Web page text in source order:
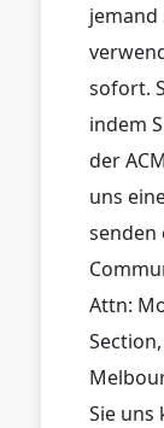
jemand
sofort.
indem
der
uns
senden
Attn:
Sie uns